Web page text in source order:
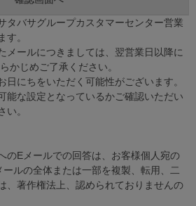
タバサグループカスタマーセンター営業
す。
メールにつきましては、翌営業日以降に
かじめご了承ください。
日にちをいただく可能性がございます。
能な設定となっているかご確認いただい
い。
のEメールでの回答は、お客様個人宛の
ルの全体または一部を複製、転用、二
、著作権法上、認められておりませんの